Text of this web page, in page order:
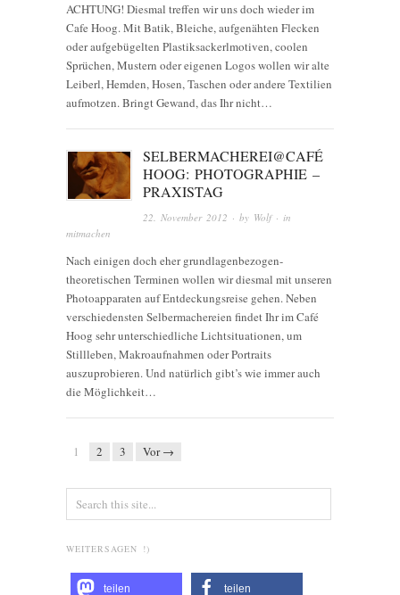
ACHTUNG! Diesmal treffen wir uns doch wieder im
Cafe Hoog. Mit Batik, Bleiche, aufgenähten Flecken
oder aufgebügelten Plastiksackerlmotiven, coolen
Sprüchen, Mustern oder eigenen Logos wollen wir alte
Leiberl, Hemden, Hosen, Taschen oder andere Textilien
aufmotzen. Bringt Gewand, das Ihr nicht…
SELBERMACHEREI@CAFÉ
HOOG: PHOTOGRAPHIE –
PRAXISTAG
22. November 2012 · by Wolf· in
mitmachen
Nach einigen doch eher grundlagenbezogen-
theoretischen Terminen wollen wir diesmal mit unseren
Photoapparaten auf Entdeckungsreise gehen. Neben
verschiedensten Selbermachereien findet Ihr im Café
Hoog sehr unterschiedliche Lichtsituationen, um
Stillleben, Makroaufnahmen oder Portraits
auszuprobieren. Und natürlich gibt’s wie immer auch
die Möglichkeit…
1 2 3 Vor →
WEITERSAGEN !)
teilen teilen